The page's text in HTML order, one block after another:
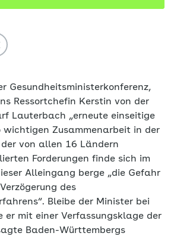
Gesundheitsministerkonferenz,
Ressortchefin Kerstin von der
Lauterbach „erneute einseitige
wichtigen Zusammenarbeit in der
der von allen 16 Ländern
Forderungen finde sich im
Alleingang berge „die Gefahr
des
Bleibe der Minister bei
er mit einer Verfassungsklage der
Baden-Württembergs